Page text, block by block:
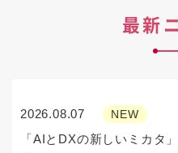
最新
2026.08.07 NEW
「AIとDXの新しいミカタ